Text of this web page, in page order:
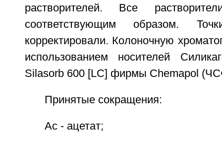
растворителей. Все
соответствующим образом.
корректировали. Колоночную
использованием носителей
Silasorb 600 [LC] фирмы Chemapol
Принятые сокращения:
Ас - ацетат;